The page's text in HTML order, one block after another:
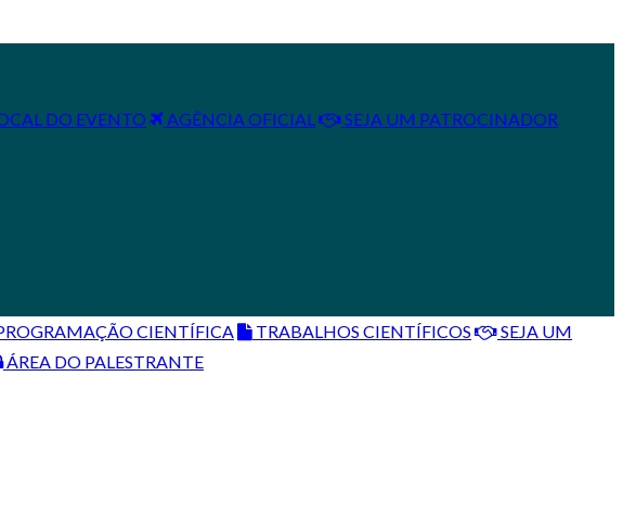
DO EVENTO AGÊNCIA OFICIAL
SEJA UM PATROCINADOR
CIENTÍFICA TRABALHOS CIENTÍFICOS
SEJA UM
ÁREA DO PALESTRANTE